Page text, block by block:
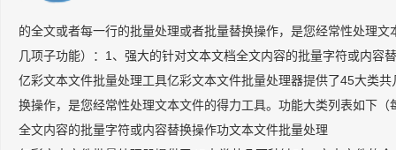
的全文或者每一行的批量处理或者批量替换操作，是您经常性处理
几项子功能）：1、强大的针对文本文档全文内容的批量字符或内容
亿彩文本文件批量处理工具亿彩文本文件批量处理器提供了45大类
换操作，是您经常性处理文本文件的得力工具。功能大类列表如下
全文内容的批量字符或内容替换操作功文本文件批量处理